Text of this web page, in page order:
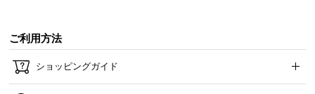
ご利用方法
ショッピングガイド